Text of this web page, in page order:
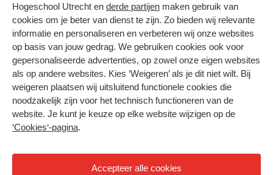
Hogeschool Utrecht en derde partijen maken gebruik van
cookies om je beter van dienst te zijn. Zo bieden wij relevante
informatie en personaliseren en verbeteren wij onze websites
op basis van jouw gedrag. We gebruiken cookies ook voor
gepersonaliseerde advertenties, op zowel onze eigen websites
als op andere websites. Kies ‘Weigeren’ als je dit niet wilt. Bij
weigeren plaatsen wij uitsluitend functionele cookies die
noodzakelijk zijn voor het technisch functioneren van de
website. Je kunt je keuze op elke website wijzigen op de
‘Cookies‘-pagina.
Accepteer alle cookies
Contact
Master
Post-master
Studiekeuze deeltijd
HU Bibliotheek
HU Ontwikkelt
Duurzame HU
Intranet
Trajectum
Hier komt alles samen
Colofon
Privacy
Cookies
Nieuwsbrief